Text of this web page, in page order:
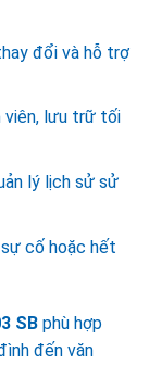
đổi và hỗ trợ
viên, lưu trữ tối
lý lịch sử sử
cố hoặc hết
SB phù hợp
đến văn